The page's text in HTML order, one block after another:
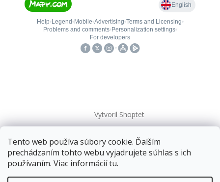
Tento web používa súbory cookie. Ďalším
prechádzaním tohto webu vyjadrujete súhlas s ich
používaním. Viac informáciítu.
Doprava zadarmopre balíkové zásielky v hodnote
Vytvoril Shoptet
Copyright 2026kovanieplus. Všetky práva vyhradené.